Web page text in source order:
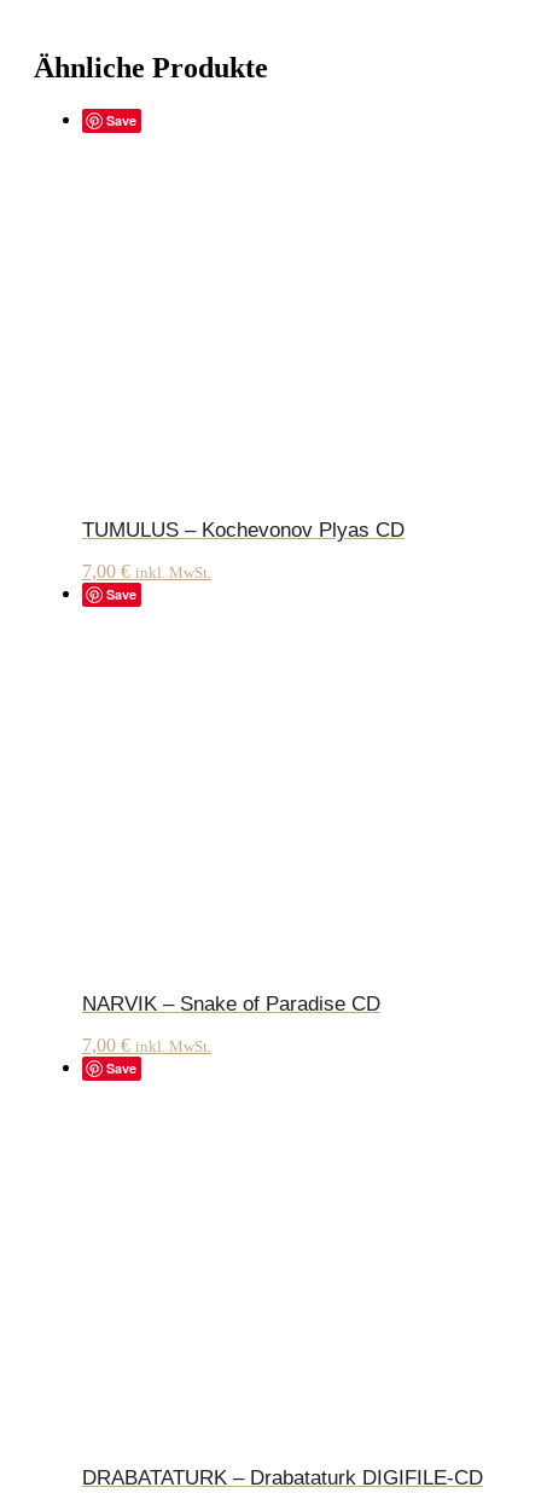
Ähnliche Produkte
Save
TUMULUS – Kochevonov Plyas CD
7,00 € inkl. MwSt.
Save
NARVIK – Snake of Paradise CD
7,00 € inkl. MwSt.
Save
DRABATATURK – Drabataturk DIGIFILE-CD